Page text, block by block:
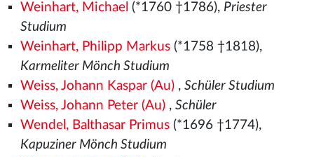
Weinhart, Michael (*1760 †1786), Priester
Studium
Weinhart, Philipp Markus(*1758 †1818),
Karmeliter Mönch Studium
Weiss, Johann Kaspar (Au), Schüler Studium
Weiss, Johann Peter (Au), Schüler
Wendel, Balthasar Primus(*1696 †1774),
Kapuziner Mönch Studium